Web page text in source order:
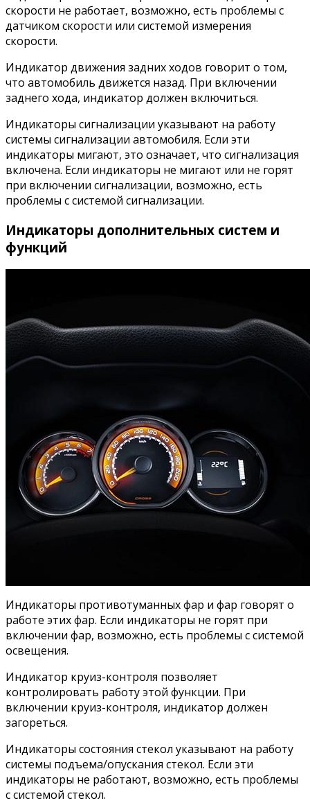
скорости не работает, возможно, есть проблемы с
датчиком скорости или системой измерения
скорости.
Индикатор движения задних ходов говорит о том,
что автомобиль движется назад. При включении
заднего хода, индикатор должен включиться.
Индикаторы сигнализации указывают на работу
системы сигнализации автомобиля. Если эти
индикаторы мигают, это означает, что сигнализация
включена. Если индикаторы не мигают или не горят
при включении сигнализации, возможно, есть
проблемы с системой сигнализации.
Индикаторы дополнительных систем и
функций
Индикаторы противотуманных фар и фар говорят о
работе этих фар. Если индикаторы не горят при
включении фар, возможно, есть проблемы с системой
освещения.
Индикатор круиз-контроля позволяет
контролировать работу этой функции. При
включении круиз-контроля, индикатор должен
загореться.
Индикаторы состояния стекол указывают на работу
системы подъема/опускания стекол. Если эти
индикаторы не работают, возможно, есть проблемы
с системой стекол.